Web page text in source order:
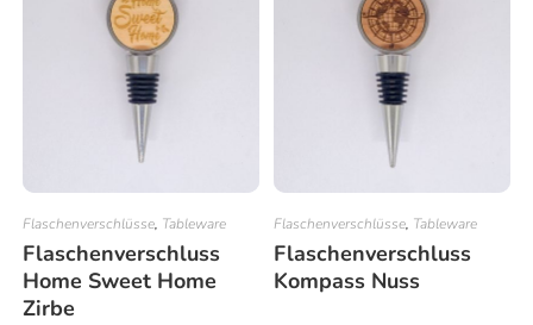
Flaschenverschlüsse, Tableware
Flaschenverschluss
Home Sweet Home
Zirbe
Flaschenverschlüsse, Tableware
Flaschenverschluss
Kompass Nuss